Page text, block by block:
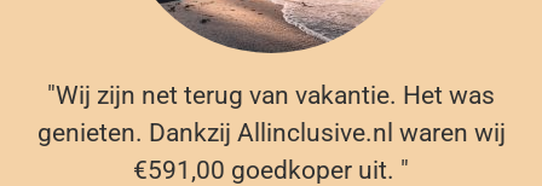
"Wij zijn net terug van vakantie. Het was
genieten. Dankzij Allinclusive.nl waren wij
€591,00 goedkoper uit. "